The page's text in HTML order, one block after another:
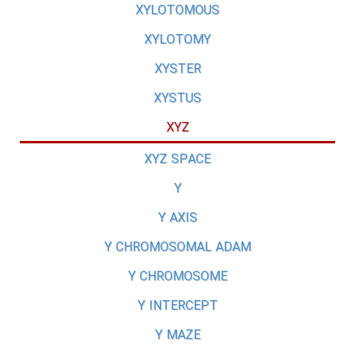
XYLOTOMOUS
XYLOTOMY
XYSTER
XYSTUS
XYZ
XYZ SPACE
Y
Y AXIS
Y CHROMOSOMAL ADAM
Y CHROMOSOME
Y INTERCEPT
Y MAZE